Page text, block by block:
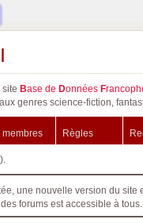
site Base de Données F
genres science-fiction,
membres Règles
une nouvelle version du
forums est accessible à tous.